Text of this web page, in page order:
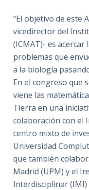
“El objetivo de este
vicedirector del
(ICMAT)- es acercar
problemas que
a la biología
En el congreso que
viene las
Tierra en una
colaboración con el
centro mixto de
Universidad
que también
Madrid (UPM) y el
Interdisciplinar